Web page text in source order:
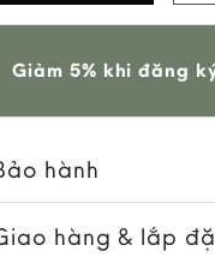
Giảm 5% khi đăng
hành
hàng & lắp